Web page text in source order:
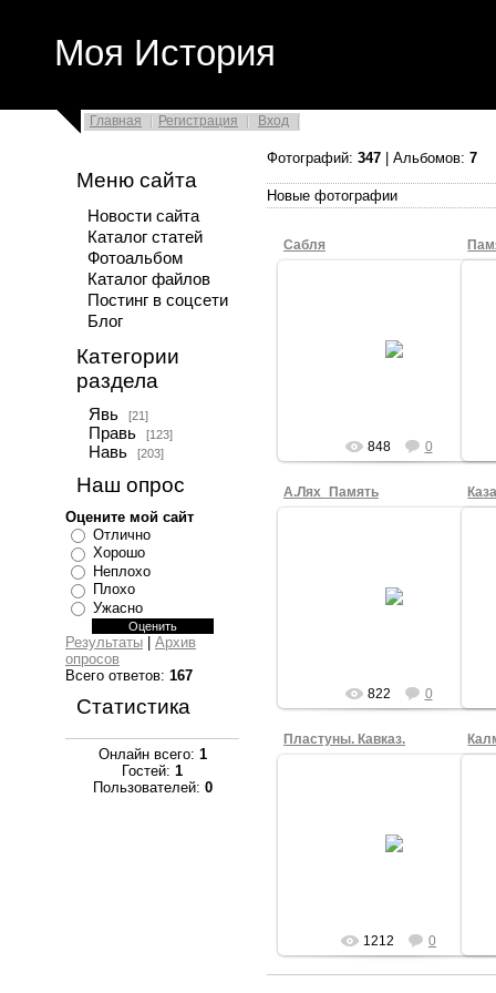
Моя История
Главная Регистрация Вход
Меню сайта
Новости сайта
Каталог статей
Фотоальбом
Каталог файлов
Постинг в соцсети
Блог
Категории
раздела
Явь [21]
Правь [123]
Навь [203]
Наш опрос
Оцените мой сайт
Отлично
Хорошо
Неплохо
Плохо
Ужасно
Результаты
Архив
опросов
Всего ответов: 167
Статистика
Онлайн всего: 1
Гостей: 1
Пользователей: 0
Фотографий: 347 | Альбомов: 7
Новые фотографии
Сабля
848 0
А.Лях_Память
822 0
Пластуны. Кавказ.
1212 0